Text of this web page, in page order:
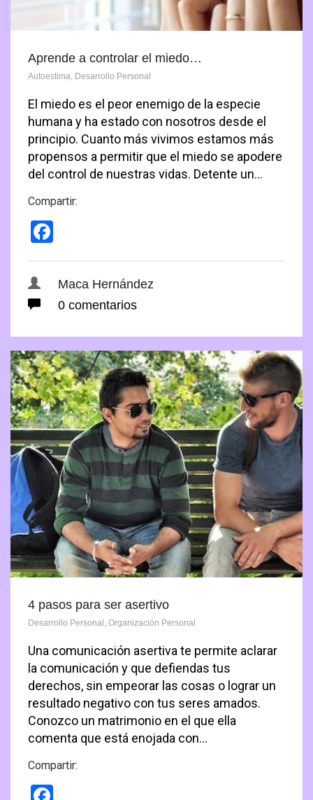
Finanzas Personales
Relaciones Personales
Taller: «Organizar el Hogar y sus Tareas»
Manual Administrador Condominio
Guia Organizar el Buzón
5s Organizar Lugar de Trabajo
Aprende a controlar el miedo…
Autoestima Desarrollo Personal
El miedo es el peor enemigo de la especie
humana y ha estado con nosotros desde el
principio. Cuanto más vivimos estamos más
propensos a permitir que el miedo se apodere
del control de nuestras vidas. Detente un…
Compartir:
Maca Hernández
0 comentarios
4 pasos para ser asertivo
Desarrollo Personal Organización Personal
Una comunicación asertiva te permite aclarar
la comunicación y que defiendas tus
derechos, sin empeorar las cosas o lograr un
resultado negativo con tus seres amados.
Conozco un matrimonio en el que ella
comenta que está enojada con…
Compartir: